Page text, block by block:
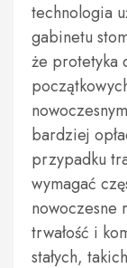
technologia
gabinetu
że protetyka
bardziej
przypadku
wymagać
nowoczesne
trwałość i
stałych,